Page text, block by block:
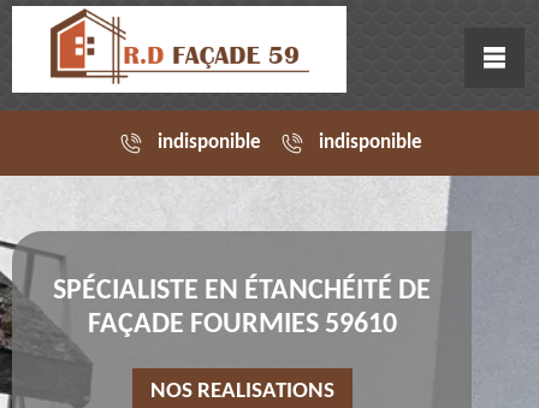
indisponible indisponible
SPÉCIALISTE EN ÉTANCHÉITÉ DE
FAÇADE FOURMIES 59610
NOS REALISATIONS